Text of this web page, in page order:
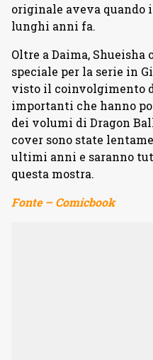
originale aveva quando
lunghi anni fa.
Oltre a Daima, Shueisha
speciale per la serie in
visto il coinvolgimento
importanti che hanno
dei volumi di Dragon
cover sono state
ultimi anni e saranno
questa mostra.
Fonte – Comicbook